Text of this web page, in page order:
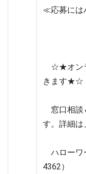
≪応募には
☆★オンラ
きます★☆
窓口相談
す。詳細は
ハローワ
4362）